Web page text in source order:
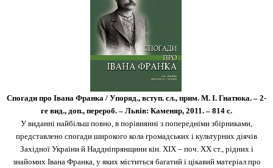
Спогади про Івана Франка / Упоряд., вступ. сл., прим. М. І. Гнатюка. – 2-
ге вид., доп., перероб. – Львів: Каменяр, 2011. – 814 с.
У виданні найбільш повно, в порівнянні з попередніми збірниками,
представлено спогади широкого кола громадських і культурних діячів
Західної України й Наддніпрянщини кін. ХІХ – поч. ХХ ст., рідних і
знайомих Івана Франка, у яких міститься багатий і цікавий матеріал про